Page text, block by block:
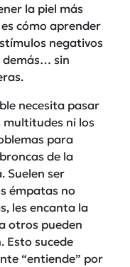
la piel más
cómo aprender
negativos
demás… sin
necesita pasar
multitudes ni los
para
de la
Suelen ser
émpatas no
les encanta la
otros pueden
Esto sucede
“entiende” por